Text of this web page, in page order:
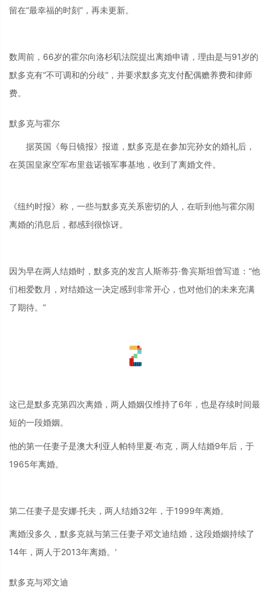
留在“最幸福的时刻”，再未更新。
数周前，66岁的霍尔向洛杉矶法院提出离婚申请，理由是与91岁的
默多克有“不可调和的分歧”，并要求默多克支付配偶赡养费和律师
费。
默多克与霍尔
据英国《每日镜报》报道，默多克是在参加完孙女的婚礼后，
在英国皇家空军布里兹诺顿军事基地，收到了离婚文件。
《纽约时报》称，一些与默多克关系密切的人，在听到他与霍尔闹
离婚的消息后，都感到很惊讶。
因为早在两人结婚时，默多克的发言人斯蒂芬·鲁宾斯坦曾写道：“他
们相爱数月，对结婚这一决定感到非常开心，也对他们的未来充满
了期待。”
这已是默多克第四次离婚，两人婚姻仅维持了6年，也是存续时间最
短的一段婚姻。
他的第一任妻子是澳大利亚人帕特里夏·布克，两人结婚9年后，于
1965年离婚。
第二任妻子是安娜·托夫，两人结婚32年，于1999年离婚。
离婚没多久，默多克就与第三任妻子邓文迪结婚，这段婚姻持续了
14年，两人于2013年离婚。‘
默多克与邓文迪